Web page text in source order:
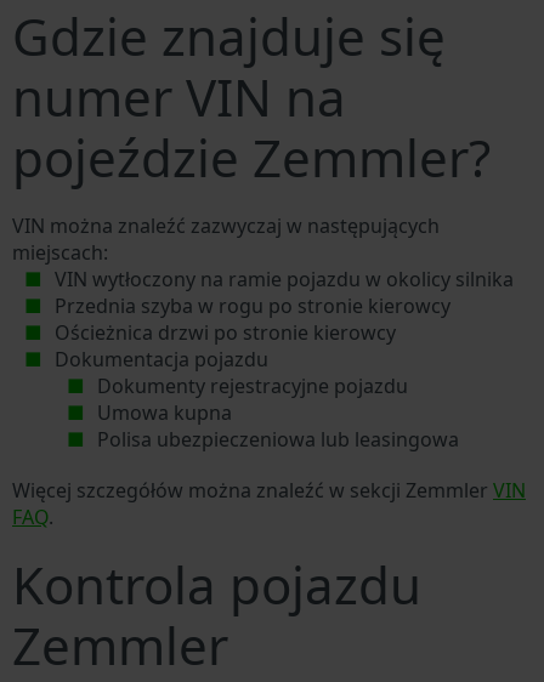
Gdzie znajduje się
numer VIN na
pojeździe Zemmler?
VIN można znaleźć zazwyczaj w następujących
miejscach:
VIN wytłoczony na ramie pojazdu w okolicy silnika
Przednia szyba w rogu po stronie kierowcy
Ościeżnica drzwi po stronie kierowcy
Dokumentacja pojazdu
Dokumenty rejestracyjne pojazdu
Umowa kupna
Polisa ubezpieczeniowa lub leasingowa
Więcej szczegółów można znaleźć w sekcji Zemmler VIN
FAQ.
Kontrola pojazdu
Zemmler